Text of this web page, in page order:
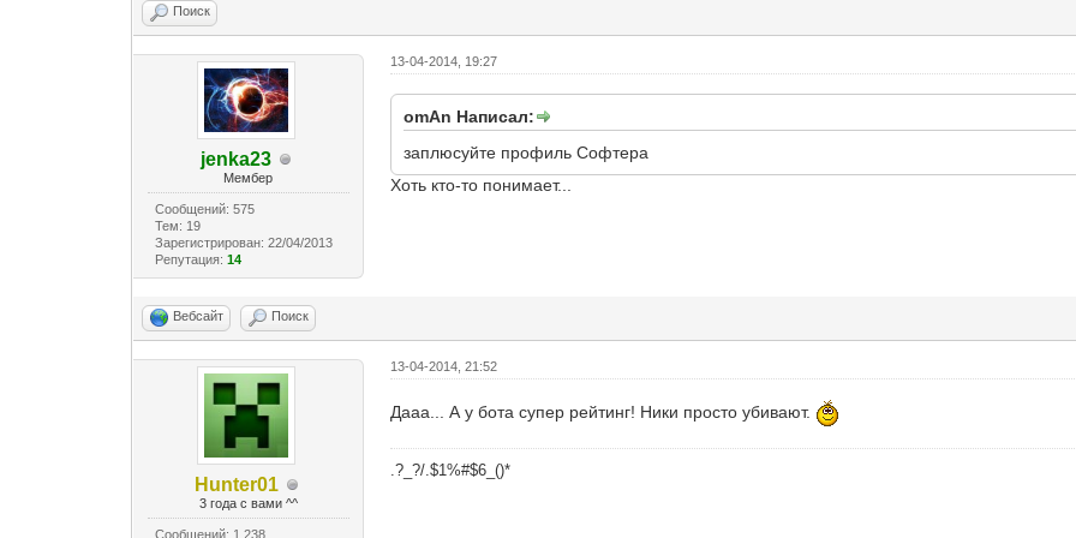
Поиск
jenka23
Мембер
Сообщений: 575
Тем: 19
Зарегистрирован: 22/04/2013
Репутация: 14
13-04-2014, 19:27
omAn Написал:
заплюсуйте профиль Софтера
Хоть кто-то понимает...
Вебсайт Поиск
Hunter01
3 года с вами ^^
Сообщений: 1,238
13-04-2014, 21:52
Дааа... А у бота супер рейтинг! Ники просто убивают.
.?_?/.$1%#$6_()*